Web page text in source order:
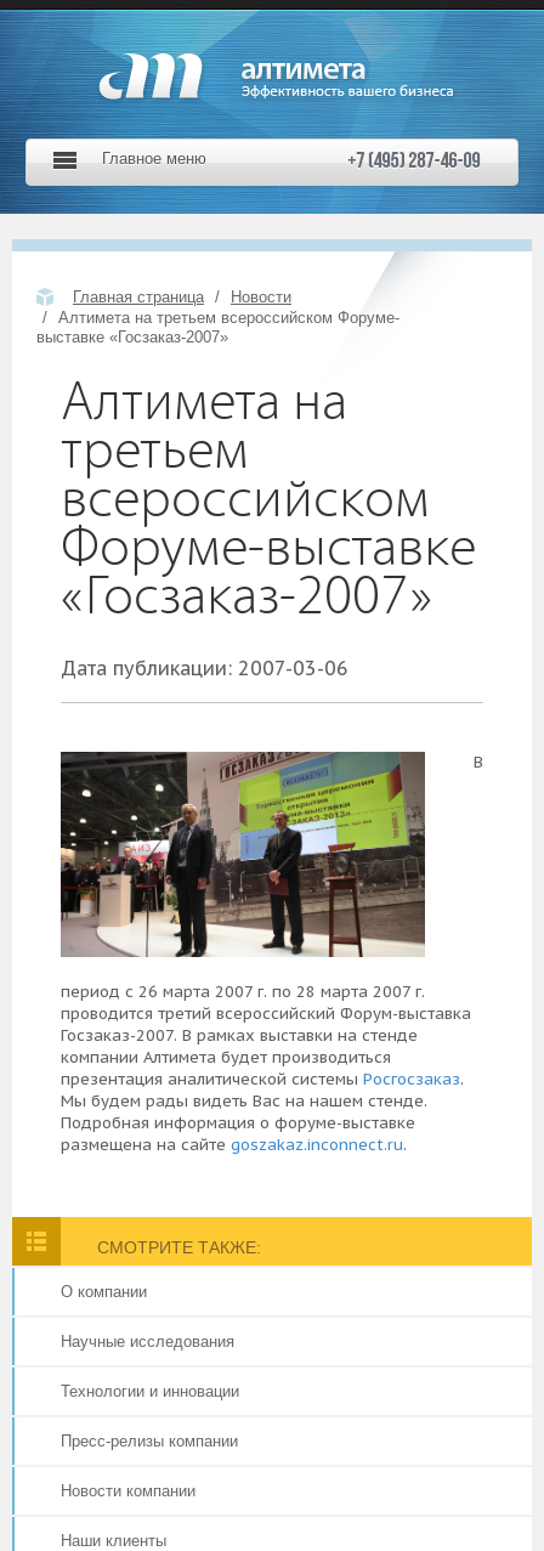
Главное меню
Главная страница
Новости
Алтимета на третьем всероссийском Форуме-
выставке «Госзаказ-2007»
Алтимета на
третьем
всероссийском
Форуме-выставке
«Госзаказ-2007»
Дата публикации: 2007-03-06
В
период с 26 марта 2007 г. по 28 марта 2007 г.
проводится третий всероссийский Форум-выставка
Госзаказ-2007. В рамках выставки на стенде
компании Алтимета будет производиться
презентация аналитической системы Росгосзаказ.
Мы будем рады видеть Вас на нашем стенде.
Подробная информация о форуме-выставке
размещена на сайте goszakaz.inconnect.ru.
СМОТРИТЕ ТАКЖЕ:
О компании
Научные исследования
Технологии и инновации
Пресс-релизы компании
Новости компании
Наши клиенты